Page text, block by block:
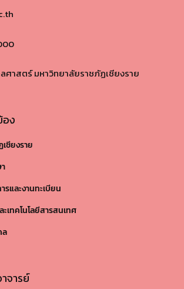
าสตร์ มหาวิทยาลัยราชภัฏเชียงราย
อง
ชียงราย
รและงานทะเบียน
เทคโนโลยีสารสนเทศ
ล
จารย์